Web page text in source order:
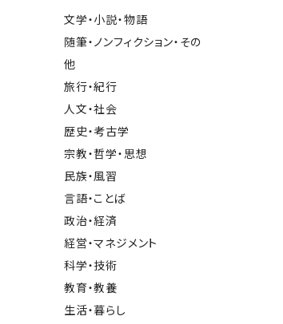
文学・小説・物語
随筆・ノンフィクション・その
他
旅行・紀行
人文・社会
歴史・考古学
宗教・哲学・思想
民族・風習
言語・ことば
政治・経済
経営・マネジメント
科学・技術
教育・教養
生活・暮らし